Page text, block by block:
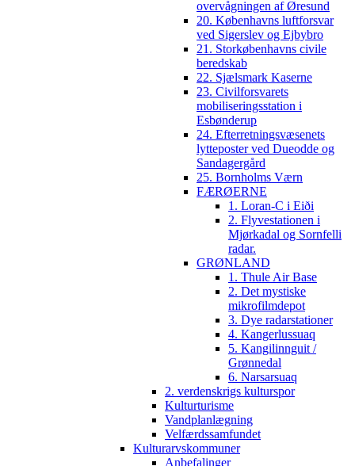
overvågningen af Øresund
20. Københavns luftforsvar
ved Sigerslev og Ejbybro
21. Storkøbenhavns civile
beredskab
22. Sjælsmark Kaserne
23. Civilforsvarets
mobiliseringsstation i
Esbønderup
24. Efterretningsvæsenets
lytteposter ved Dueodde og
Sandagergård
25. Bornholms Værn
FÆRØERNE
1. Loran-C i Eiði
2. Flyvestationen i
Mjørkadal og Sornfelli
radar.
GRØNLAND
1. Thule Air Base
2. Det mystiske
mikrofilmdepot
3. Dye radarstationer
4. Kangerlussuaq
5. Kangilinnguit /
Grønnedal
6. Narsarsuaq
2. verdenskrigs kulturspor
Kulturturisme
Vandplanlægning
Velfærdssamfundet
Kulturarvskommuner
Anbefalinger